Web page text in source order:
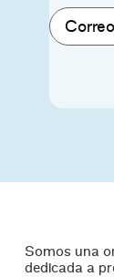
Correo
Somos una
dedicada a